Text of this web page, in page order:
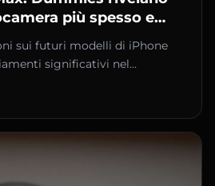
più spesso e
sui futuri modelli di iPhone
significativi nel